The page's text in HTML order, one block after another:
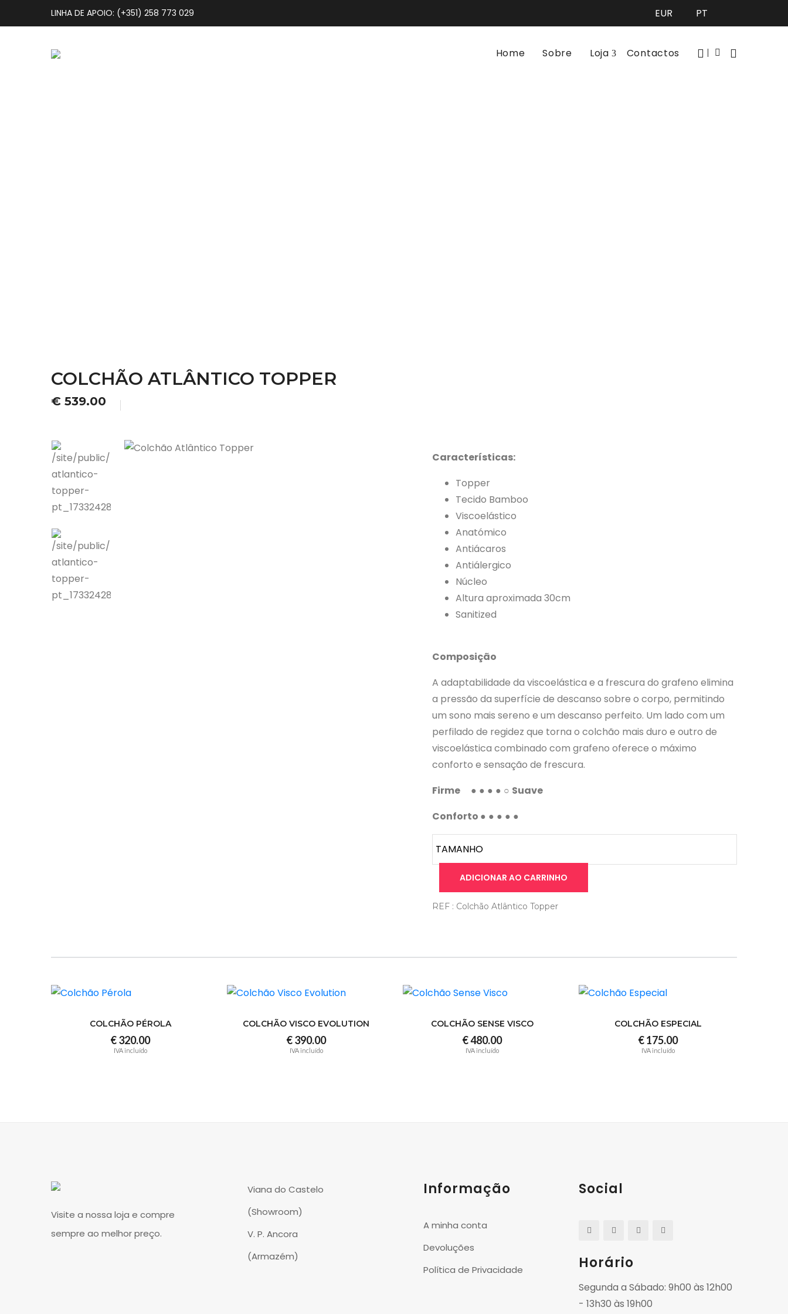
LINHA DE APOIO: (+351) 258 773 029
Home Sobre Loja Contactos
COLCHÃO ATLÂNTICO TOPPER
€ 539.00
Características:
Topper
Tecido Bamboo
Viscoelástico
Anatómico
Antiácaros
Antiálergico
Núcleo
Altura aproximada 30cm
Sanitized
Composição
A adaptabilidade da viscoelástica e a frescura do grafeno elimina
a pressão da superfície de descanso sobre o corpo, permitindo
um sono mais sereno e um descanso perfeito. Um lado com um
perfilado de regidez que torna o colchão mais duro e outro de
viscoelástica combinado com grafeno oferece o máximo
conforto e sensação de frescura.
Firme ● ● ● ● ○ Suave
Conforto ● ● ● ● ●
ADICIONAR AO CARRINHO
REF : Colchão Atlântico Topper
COLCHÃO PÉROLA
€ 320.00
IVA incluído
COLCHÃO VISCO EVOLUTION
€ 390.00
IVA incluído
COLCHÃO SENSE VISCO
€ 480.00
IVA incluído
COLCHÃO ESPECIAL
€ 175.00
IVA incluído
Visite a nossa loja e compre
sempre ao melhor preço.
Viana do Castelo
(Showroom)
V. P. Ancora
(Armazém)
Informação
A minha conta
Devoluções
Política de Privacidade
Social
Horário
Segunda a Sábado: 9h00 às 12h00
- 13h30 às 19h00